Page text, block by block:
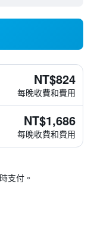
NT$824
每晚收費和費用
NT$1,686
每晚收費和費用
支付。